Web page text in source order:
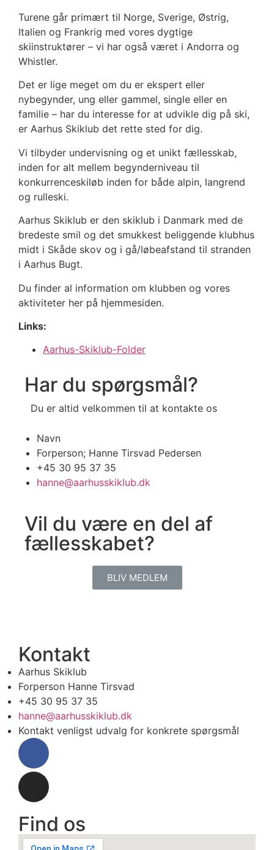
Turene går primært til Norge, Sverige, Østrig,
Italien og Frankrig med vores dygtige
skiinstruktører – vi har også været i Andorra og
Whistler.
Det er lige meget om du er ekspert eller
nybegynder, ung eller gammel, single eller en
familie – har du interesse for at udvikle dig på ski,
er Aarhus Skiklub det rette sted for dig.
Vi tilbyder undervisning og et unikt fællesskab,
inden for alt mellem begynderniveau til
konkurrenceskiløb inden for både alpin, langrend
og rulleski.
Aarhus Skiklub er den skiklub i Danmark med de
bredeste smil og det smukkest beliggende klubhus
midt i Skåde skov og i gå/løbeafstand til stranden
i Aarhus Bugt.
Du finder al information om klubben og vores
aktiviteter her på hjemmesiden.
Links:
Aarhus-Skiklub-Folder
Har du spørgsmål?
Du er altid velkommen til at kontakte os
Navn
Forperson; Hanne Tirsvad Pedersen
+45 30 95 37 35
hanne@aarhusskiklub.dk
Vil du være en del af
fællesskabet?
BLIV MEDLEM
Kontakt
Aarhus Skiklub
Forperson Hanne Tirsvad
+45 30 95 37 35
hanne@aarhusskiklub.dk
Kontakt venligst udvalg for konkrete spørgsmål
Find os